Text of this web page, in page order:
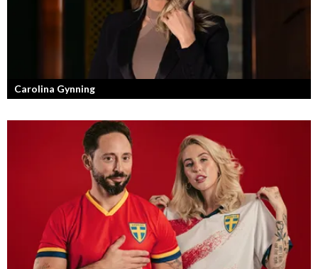
Carolina Gynning
Under ytan av en passionerad och strukturerad entreprenör.